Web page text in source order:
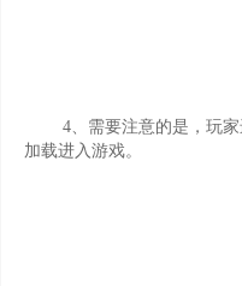
4、需要注意的是，玩
加载进入游戏。